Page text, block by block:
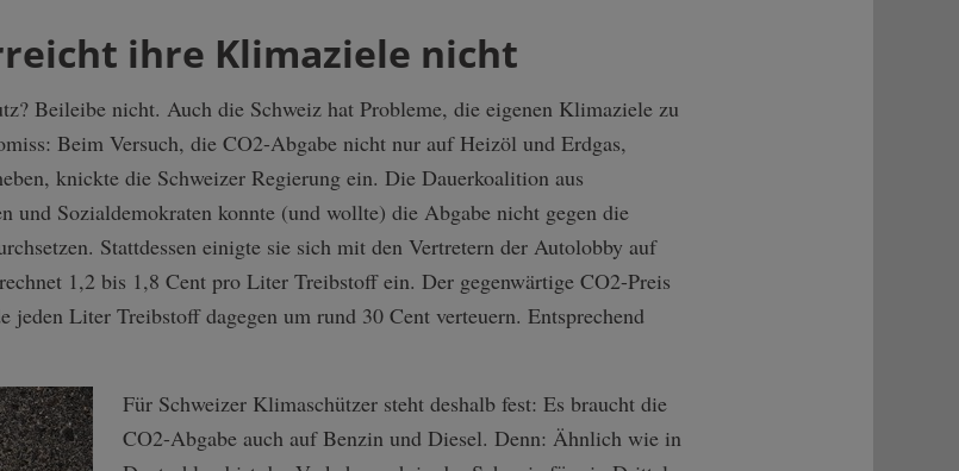
ihre Klimaziele nicht
Beileibe nicht. Auch die Schweiz hat Probleme, die eigenen Klimaziele zu
Beim Versuch, die CO2-Abgabe nicht nur auf Heizöl und Erdgas,
knickte die Schweizer Regierung ein. Die Dauerkoalition aus
und Sozialdemokraten konnte (und wollte) die Abgabe nicht gegen die
Stattdessen einigte sie sich mit den Vertretern der Autolobby auf
1,2 bis 1,8 Cent pro Liter Treibstoff ein. Der gegenwärtige CO2-Preis
Liter Treibstoff dagegen um rund 30 Cent verteuern. Entsprechend
Für Schweizer Klimaschützer steht deshalb fest: Es braucht die
CO2-Abgabe auch auf Benzin und Diesel. Denn: Ähnlich wie in